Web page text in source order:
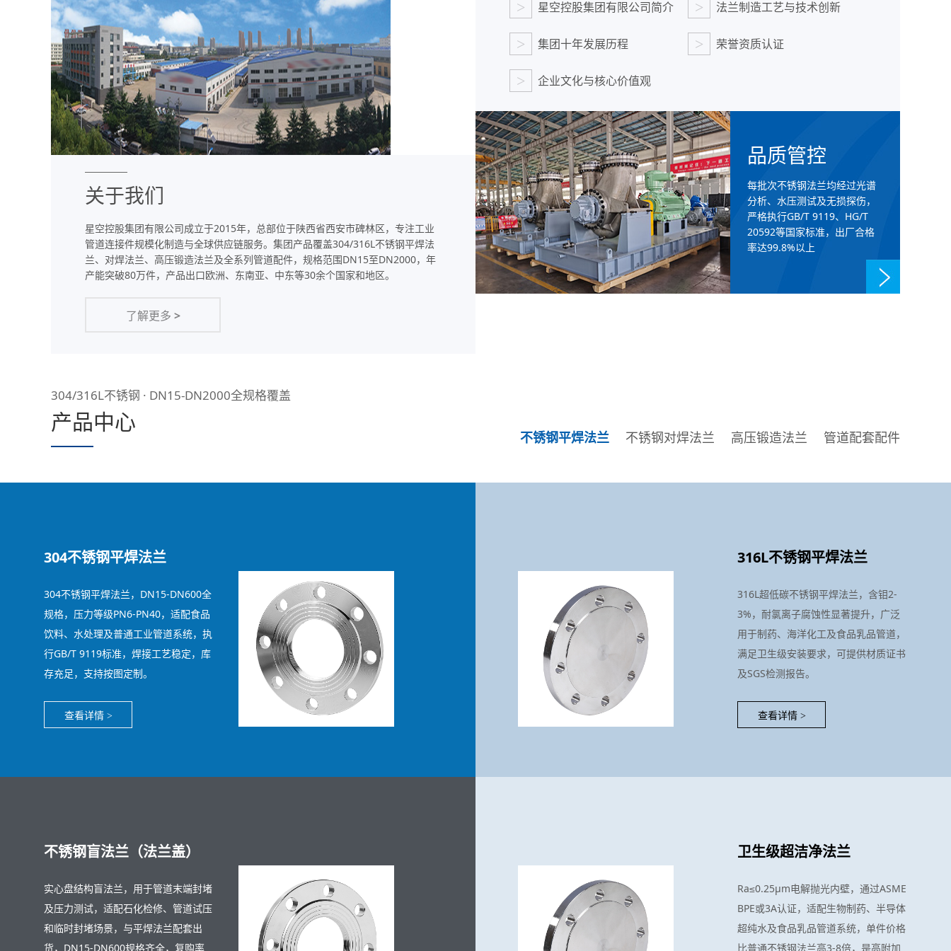
关于我们
星空控股集团有限公司成立于2015年，总部位于陕西省西安市碑林区，专注工业
管道连接件规模化制造与全球供应链服务。集团产品覆盖304/316L不锈钢平焊法
兰、对焊法兰、高压锻造法兰及全系列管道配件，规格范围DN15至DN2000，年
产能突破80万件，产品出口欧洲、东南亚、中东等30余个国家和地区。
了解更多 >
> 星空控股集团有限公司简介 > 法兰制造工艺与技术创新
> 集团十年发展历程 > 荣誉资质认证
> 企业文化与核心价值观
锻造工艺
至PN250超高压等级应用需求
品质管控
每批次不锈钢法兰均经过光谱
分析、水压测试及无损探伤，
严格执行GB/T 9119、HG/T
20592等国家标准，出厂合格
率达99.8%以上
304/316L不锈钢 · DN15-DN2000全规格覆盖
产品中心
不锈钢平焊法兰 不锈钢对焊法兰 高压锻造法兰 管道配套配件
304不锈钢平焊法兰
304不锈钢平焊法兰，DN15-DN600全
规格，压力等级PN6-PN40，适配食品
饮料、水处理及普通工业管道系统，执
行GB/T 9119标准，焊接工艺稳定，库
存充足，支持按图定制。
查看详情 >
316L不锈钢平焊法兰
316L超低碳不锈钢平焊法兰，含钼2-
3%，耐氯离子腐蚀性显著提升，广泛
用于制药、海洋化工及食品乳品管道，
满足卫生级安装要求，可提供材质证书
及SGS检测报告。
查看详情 >
不锈钢盲法兰（法兰盖）
实心盘结构盲法兰，用于管道末端封堵
及压力测试，适配石化检修、管道试压
和临时封堵场景，与平焊法兰配套出
货，DN15-DN600规格齐全，复购率
卫生级超洁净法兰
Ra≤0.25μm电解抛光内壁，通过ASME
BPE或3A认证，适配生物制药、半导体
超纯水及食品乳品管道系统，单件价格
比普通不锈钢法兰高3-8倍，是高附加